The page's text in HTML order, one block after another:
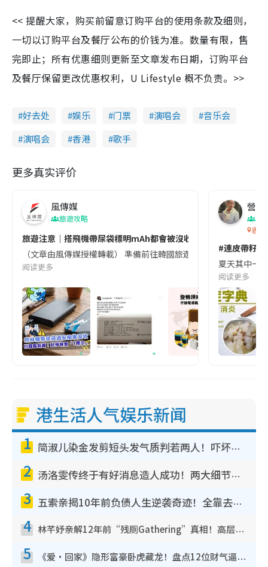
<< 提醒大家，购买前留意订购平台的使用条款及细则，
一切以订购平台及餐厅公布的价钱为准。数量有限，售
完即止；所有优惠细则更新至文章发布日期，订购平台
及餐厅保留更改优惠权利，U Lifestyle 概不负责。>>
好去处 娱乐 门票 演唱会
音乐会
演唱会
香港 歌手
更多真实评价
風傳媒
旅遊攻略
旅遊注意｜搭飛機帶尿袋標明mAh都會被沒收😱出發前切記檢查
（文章由風傳媒授權轉載） 準備前往韓國旅遊的民眾，近期要
阅读更多
營養
香港
#連皮帶籽
夏天其中一
阅读更多
港生活人气娱乐新闻
1 简淑儿染金发剪短头发气质判若两人！吓坏老公麦大力都认不出：“你做什么？”
2 汤洛雯传终于有好消息造人成功！两大细节曝孕味极浓引猜测：大肚婆先会咁！
3 五索亲揭10年前负债人生逆袭奇迹！全靠去一地方转运后即遇上马先生
4 林芊妤亲解12年前“残厕Gathering”真相！高层解约一句话重创尊严，至今拒返TVB
5 《爱·回家》隐形富豪卧虎藏龙！盘点12位财气逼人的有钱艺人：这位美女3亿身家不愁做